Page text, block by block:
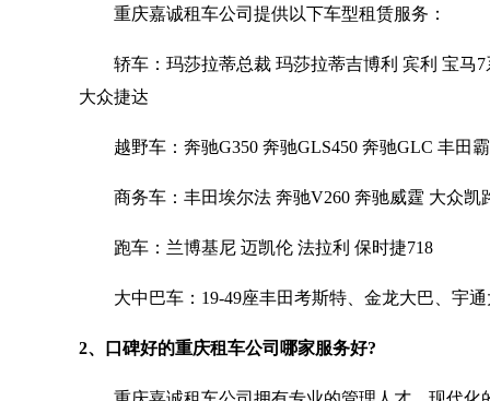
重庆嘉诚租车公司提供以下车型租赁服务：
轿车：玛莎拉蒂总裁 玛莎拉蒂吉博利 宾利 宝马7
大众捷达
越野车：奔驰G350 奔驰GLS450 奔驰GLC 丰田
商务车：丰田埃尔法 奔驰V260 奔驰威霆 大众凯
跑车：兰博基尼 迈凯伦 法拉利 保时捷718
大中巴车：19-49座丰田考斯特、金龙大巴、宇通
2、口碑好的重庆租车公司哪家服务好?